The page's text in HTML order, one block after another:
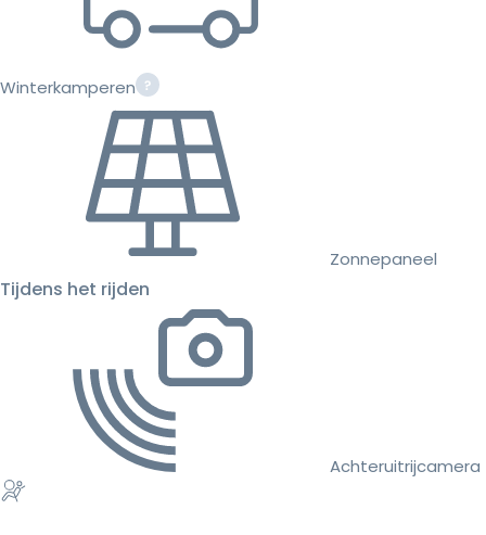
Winterkamperen
Zonnepaneel
Tijdens het rijden
Achteruitrijcamera